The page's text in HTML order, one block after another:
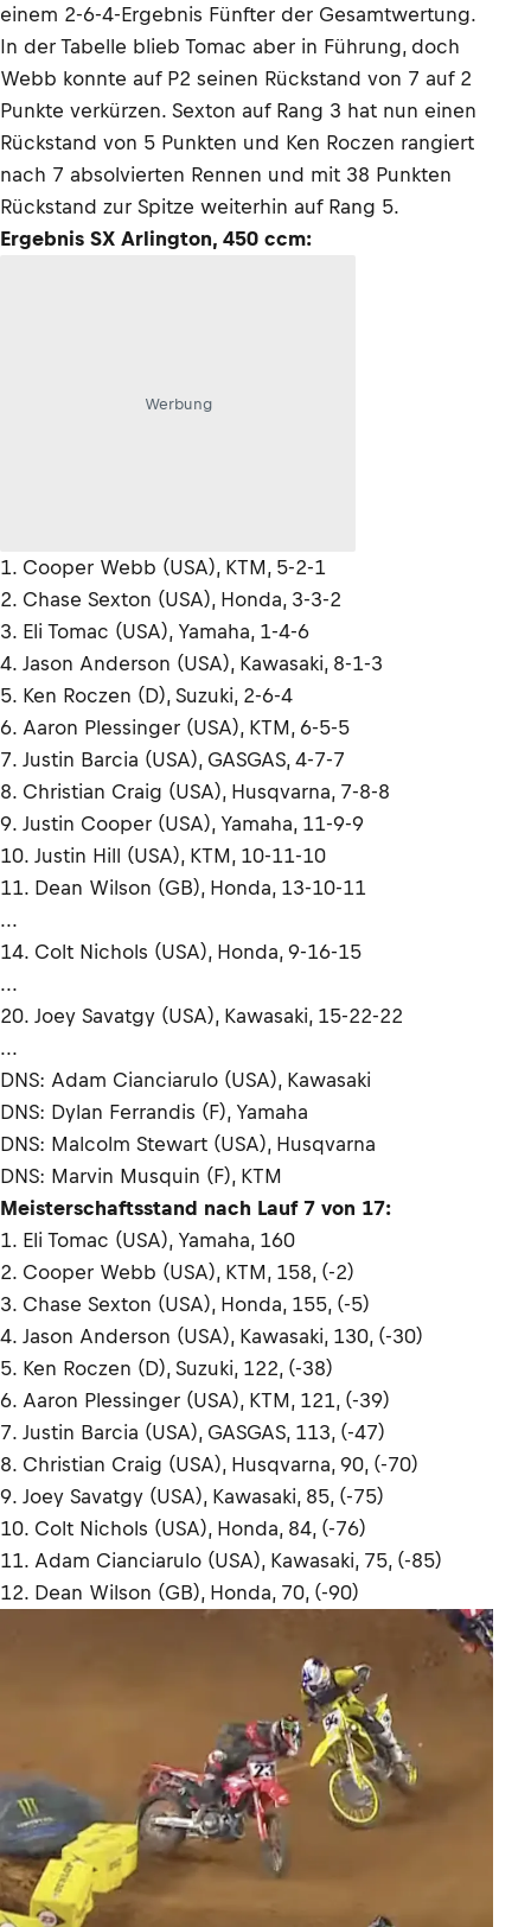
einem 2-6-4-Ergebnis Fünfter der Gesamtwertung.
In der Tabelle blieb Tomac aber in Führung, doch
Webb konnte auf P2 seinen Rückstand von 7 auf 2
Punkte verkürzen. Sexton auf Rang 3 hat nun einen
Rückstand von 5 Punkten und Ken Roczen rangiert
nach 7 absolvierten Rennen und mit 38 Punkten
Rückstand zur Spitze weiterhin auf Rang 5.
Ergebnis SX Arlington, 450 ccm:
Werbung
1. Cooper Webb (USA), KTM, 5-2-1
2. Chase Sexton (USA), Honda, 3-3-2
3. Eli Tomac (USA), Yamaha, 1-4-6
4. Jason Anderson (USA), Kawasaki, 8-1-3
5. Ken Roczen (D), Suzuki, 2-6-4
6. Aaron Plessinger (USA), KTM, 6-5-5
7. Justin Barcia (USA), GASGAS, 4-7-7
8. Christian Craig (USA), Husqvarna, 7-8-8
9. Justin Cooper (USA), Yamaha, 11-9-9
10. Justin Hill (USA), KTM, 10-11-10
11. Dean Wilson (GB), Honda, 13-10-11
...
14. Colt Nichols (USA), Honda, 9-16-15
...
20. Joey Savatgy (USA), Kawasaki, 15-22-22
...
DNS: Adam Cianciarulo (USA), Kawasaki
DNS: Dylan Ferrandis (F), Yamaha
DNS: Malcolm Stewart (USA), Husqvarna
DNS: Marvin Musquin (F), KTM
Meisterschaftsstand nach Lauf 7 von 17:
1. Eli Tomac (USA), Yamaha, 160
2. Cooper Webb (USA), KTM, 158, (-2)
3. Chase Sexton (USA), Honda, 155, (-5)
4. Jason Anderson (USA), Kawasaki, 130, (-30)
5. Ken Roczen (D), Suzuki, 122, (-38)
6. Aaron Plessinger (USA), KTM, 121, (-39)
7. Justin Barcia (USA), GASGAS, 113, (-47)
8. Christian Craig (USA), Husqvarna, 90, (-70)
9. Joey Savatgy (USA), Kawasaki, 85, (-75)
10. Colt Nichols (USA), Honda, 84, (-76)
11. Adam Cianciarulo (USA), Kawasaki, 75, (-85)
12. Dean Wilson (GB), Honda, 70, (-90)